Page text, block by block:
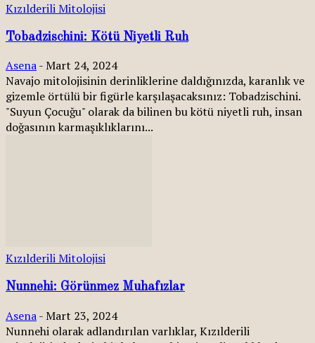
Kızılderili Mitolojisi
Tobadzischini: Kötü Niyetli Ruh
Asena-Mart 24, 2024
Navajo mitolojisinin derinliklerine daldığınızda, karanlık ve
gizemle örtülü bir figürle karşılaşacaksınız: Tobadzischini.
"Suyun Çocuğu" olarak da bilinen bu kötü niyetli ruh, insan
doğasının karmaşıklıklarını...
Kızılderili Mitolojisi
Nunnehi: Görünmez Muhafızlar
Asena-Mart 23, 2024
Nunnehi olarak adlandırılan varlıklar, Kızılderili